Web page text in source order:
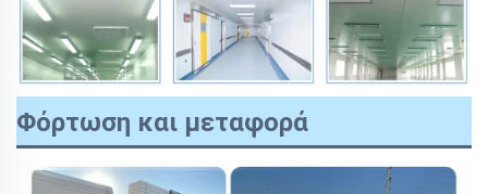
Φόρτωση και μεταφορά